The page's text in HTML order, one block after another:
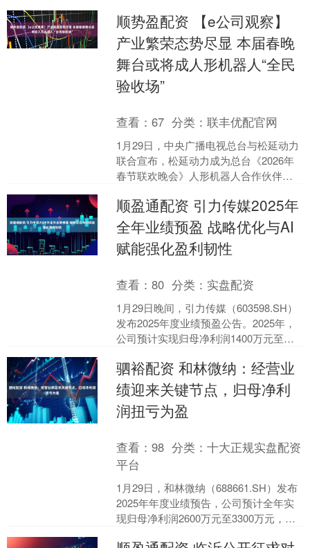
称“深南电公司”）....
顺势盈配资 【e公司观察】
产业繁荣态势尽显 本届春晚
舞台或将成人形机器人“全民
验收场”
查看：67 分类：联丰优配官网
1月29日，中央广播电视总台与松延动力
联合宣布，松延动力成为总台《2026年
春节联欢晚会》人形机器人合作伙伴。
树科技之后第四家....
顺盈通配资 引力传媒2025年
全年业绩预盈 战略优化与AI
赋能强化盈利韧性
查看：80 分类： 实盘配资
1月29日晚间，引力传媒（603598.SH）
发布2025年度业绩预盈公告。2025年，
公司预计实现归母净利润1400万元至
驷裕配资 和林微纳：经营业
绩迎来关键节点，归母净利
润扭亏为盈
查看：98 分类：十大正规实盘配资
平台
1月29日，和林微纳（688661.SH）发布
2025年年度业绩预告，公司预计全年实
现归母净利润2600万元至3300万元，扣